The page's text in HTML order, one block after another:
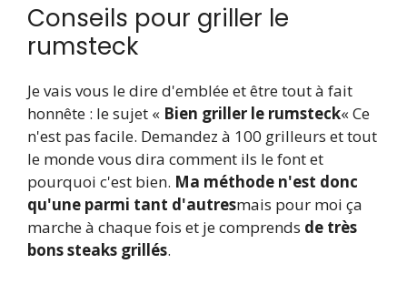
Conseils pour griller le
rumsteck
Je vais vous le dire d'emblée et être tout à fait
honnête : le sujet « Bien griller le rumsteck« Ce
n'est pas facile. Demandez à 100 grilleurs et tout
le monde vous dira comment ils le font et
pourquoi c'est bien. Ma méthode n'est donc
qu'une parmi tant d'autresmais pour moi ça
marche à chaque fois et je comprends de très
bons steaks grillés.